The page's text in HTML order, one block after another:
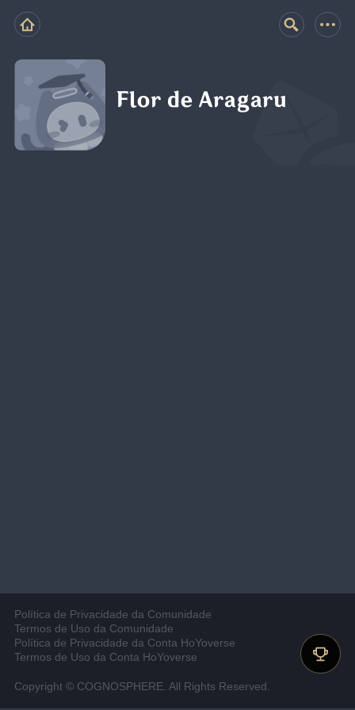
Flor de Aragaru
Política de Privacidade da Comunidade
Termos de Uso da Comunidade
Política de Privacidade da Conta HoYoverse
Termos de Uso da Conta HoYoverse
Copyright © COGNOSPHERE. All Rights Reserved.